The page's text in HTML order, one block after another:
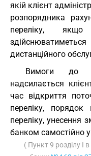
якій клієнт
розпорядника
переліку, якщо
дистанційного
Вимоги до
надсилається
час відкриття
переліку, порядок
переліку, унесення
банком самостійно
( Пункт 9 розділу I